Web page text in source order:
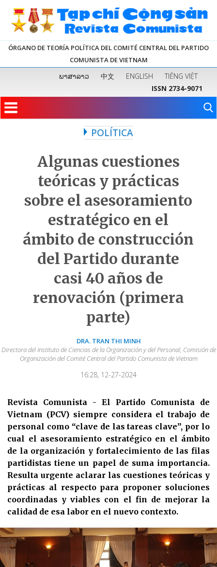
ÓRGANO DE TEORÍA POLÍTICA DEL COMITÉ CENTRAL DEL PARTIDO
COMUNISTA DE VIETNAM
ພາສາລາວ 中文 ENGLISH
TIẾNG VIỆT
ISSN 2734-9071
POLÍTICA
Algunas cuestiones
teóricas y prácticas
sobre el asesoramiento
estratégico en el
ámbito de construcción
del Partido durante
casi 40 años de
renovación (primera
parte)
DRA. TRAN THI MINH
Directora del Instituto de Ciencias de la Organización y del Personal, Comisión de
Organización del Comité Central del Partido Comunista de Vietnam
16:28, 12-27-2024
Revista Comunista - El Partido Comunista de
Vietnam (PCV) siempre considera el trabajo de
personal como “clave de las tareas clave”, por lo
cual el asesoramiento estratégico en el ámbito
de la organización y fortalecimiento de las filas
partidistas tiene un papel de suma importancia.
Resulta urgente aclarar las cuestiones teóricas y
prácticas al respecto para proponer soluciones
coordinadas y viables con el fin de mejorar la
calidad de esa labor en el nuevo contexto.